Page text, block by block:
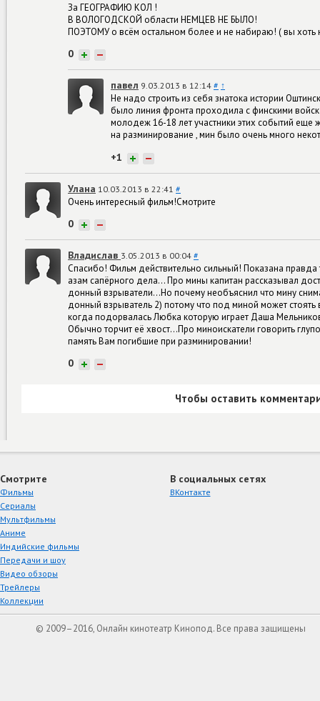
За ГЕОГРАФИЮ КОЛ !
В ВОЛОГОДСКОЙ области НЕМЦЕВ НЕ БЫЛО!
ПОЭТОМУ о всём остальном более и не набираю! ( вы хоть
0 + −
павел 9.03.2013 в 12:14 # ↑
Не надо строить из себя знатока истории
было линия фронта проходила с финскими
молодеж 16-18 лет участники этих событий
на разминирование , мин было очень много
+1 + −
Улана 10.03.2013 в 22:41 #
Очень интересный фильм!Смотрите
0 + −
Владислав 3.05.2013 в 00:04 #
Спасибо! Фильм действительно сильный! Показана
азам сапёрного дела... Про мины капитан рассказывал
донный взрыватели...Но почему необъяснил что мину
донный взрыватель 2) потому что под миной может
когда подорвалась Любка которую играет Даша
Обычно торчит её хвост...Про миноискатели говорить
память Вам погибшие при разминировании!
0 + −
Чтобы оставить
Смотрите
Фильмы
Сериалы
Мультфильмы
Аниме
Индийские фильмы
Передачи и шоу
Видео обзоры
Трейлеры
Коллекции
В социальных сетях
ВКонтакте
© 2009–2016, Онлайн кинотеатр Кинопод. Все права защищены